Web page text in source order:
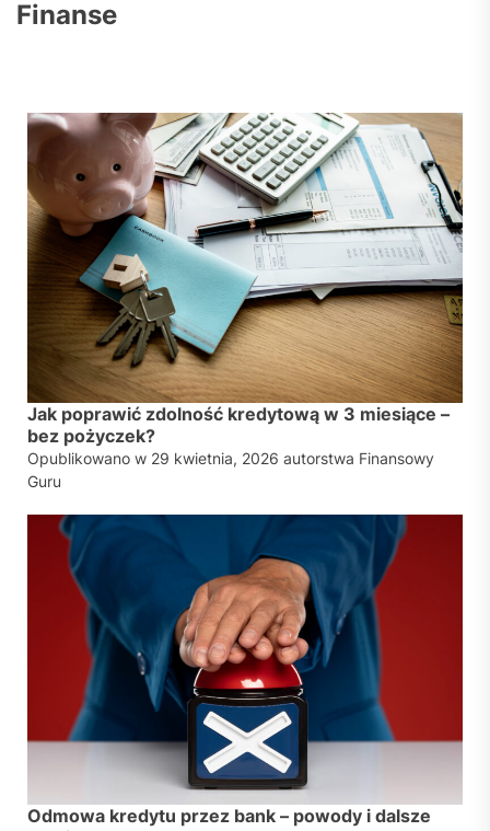
Finanse
Jak poprawić zdolność kredytową w 3 miesiące –
bez pożyczek?
Opublikowano w 29 kwietnia, 2026 autorstwa Finansowy
Guru
Odmowa kredytu przez bank – powody i dalsze